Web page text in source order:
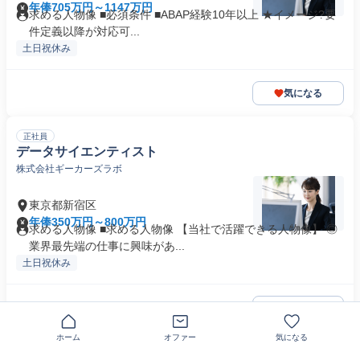
年俸705万円～1147万円
求める人物像 ■必須条件 ■ABAP経験10年以上 ★イメージ?要
件定義以降が対応可...
土日祝休み
気になる
正社員
データサイエンティスト
株式会社ギーカーズラボ
東京都新宿区
年俸350万円～800万円
求める人物像 ■求める人物像 【当社で活躍できる人物像】 ◎
業界最先端の仕事に興味があ...
土日祝休み
ホーム オファー 気になる